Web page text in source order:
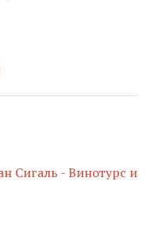
Сигаль - Винотурс и